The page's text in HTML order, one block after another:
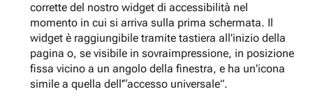
corrette del nostro widget di accessibilità nel
momento in cui si arriva sulla prima schermata. Il
widget è raggiungibile tramite tastiera all'inizio della
pagina o, se visibile in sovraimpressione, in posizione
fissa vicino a un angolo della finestra, e ha un'icona
simile a quella dell'“accesso universale”.